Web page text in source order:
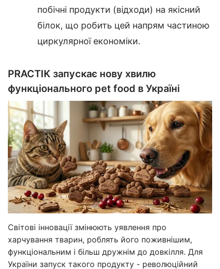
побічні продукти (відходи) на якісний
білок, що робить цей напрям частиною
циркулярної економіки.
PRACTIK запускає нову хвилю
функціонального pet food в Україні
Світові інновації змінюють уявлення про
харчування тварин, роблять його поживнішим,
функціональним і більш дружнім до довкілля. Для
України запуск такого продукту - революційний